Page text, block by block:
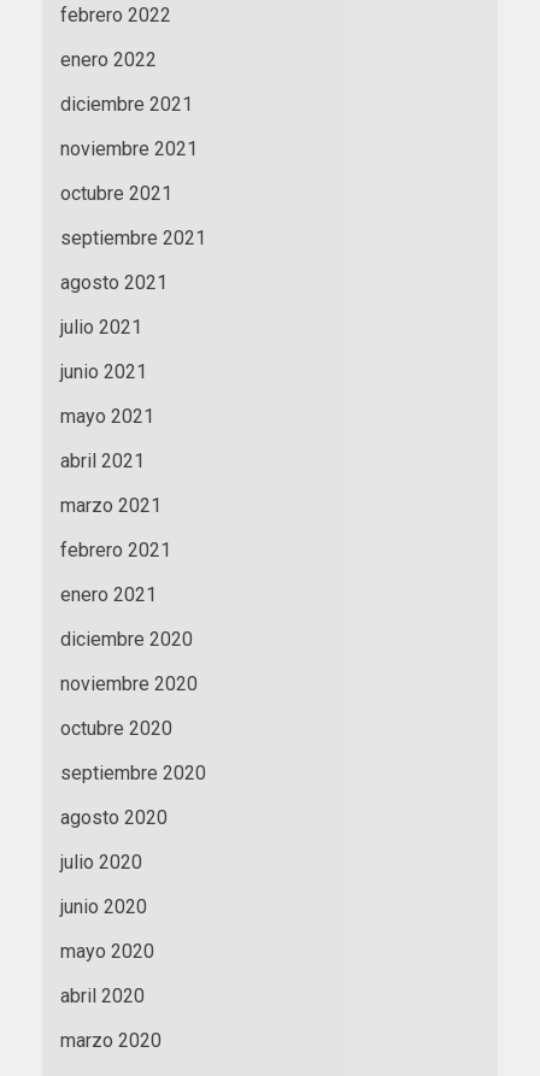
febrero 2022
enero 2022
diciembre 2021
noviembre 2021
octubre 2021
septiembre 2021
agosto 2021
julio 2021
junio 2021
mayo 2021
abril 2021
marzo 2021
febrero 2021
enero 2021
diciembre 2020
noviembre 2020
octubre 2020
septiembre 2020
agosto 2020
julio 2020
junio 2020
mayo 2020
abril 2020
marzo 2020